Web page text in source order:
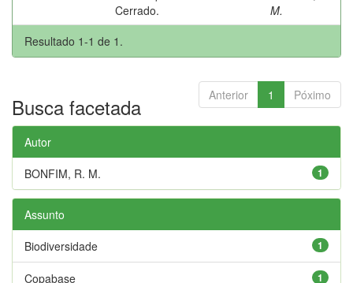
Cerrado.
M.
Resultado 1-1 de 1.
Anterior 1 Póximo
Busca facetada
Autor
1
BONFIM, R. M.
Assunto
1
Biodiversidade
1
Copabase